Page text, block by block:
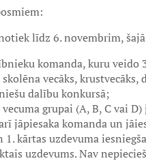
līdz 6. novembrim,
komanda, kuru veido
skolēna vecāks,
dalību konkursā;
grupai (A, B, C vai
jāpiesaka komanda un
1. kārtas uzdevuma
uzdevums. Nav